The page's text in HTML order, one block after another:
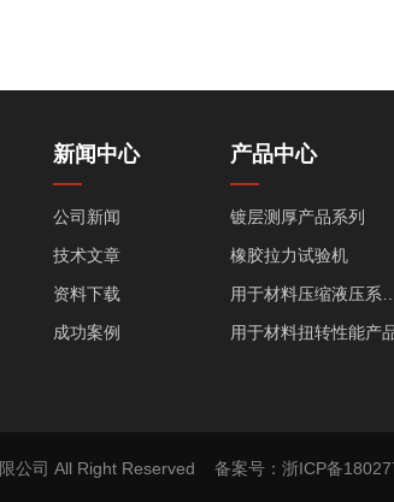
新闻中心
公司新闻
技术文章
资料下载
成功案例
产品中心
镀层测厚产品系列
橡胶拉力试验机
用于材料扭转性能产
公司 All Right Reserved 备案号：浙ICP备